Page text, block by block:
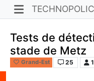
Tests de
stade de Metz
Grand-Est 25